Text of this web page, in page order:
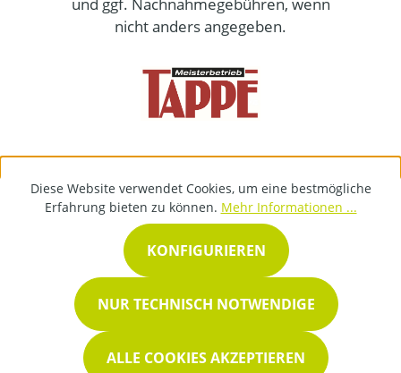
nicht anders angegeben.
Diese Website verwendet Cookies, um eine bestmögliche
Erfahrung bieten zu können. Mehr Informationen ...
NUR TECHNISCH NOTWENDIGE
KONFIGURIEREN
ALLE COOKIES AKZEPTIEREN